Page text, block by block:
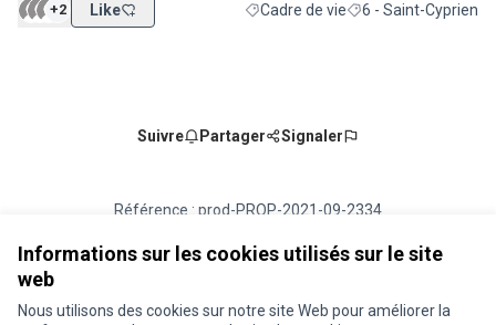
Informations sur les cookies utilisés sur le site
web
Nous utilisons des cookies sur notre site Web pour améliorer la
+2 Like Filtrer les résultats de la catégorie :
Cadre de vieFiltrer les résultats
6 - Saint-Cyprien
Suivre Partager Signaler
Référence : prod-PROP-2021-09-2334
Vérifiez l'empreinte numérique
Conditions d'utilisation